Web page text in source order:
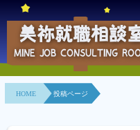
HOME
事業所紹介
美祢就職相談
MINE JOB CONSULTING
HOME 投稿ページ